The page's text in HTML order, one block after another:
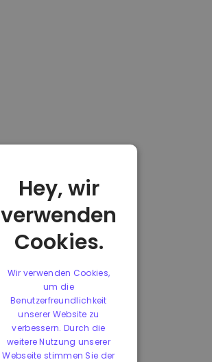
Hey, wir
verwenden
Cookies.
Wir verwenden Cookies,
um die
Benutzerfreundlichkeit
unserer Website zu
verbessern. Durch die
weitere Nutzung unserer
Webseite stimmen Sie der